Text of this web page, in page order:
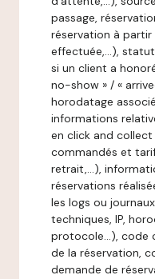
passage,
réservation à
effectuée,…),
si un client a
no-show » / «
horodatage
informations
en click and
commandés et
retrait,…),
réservations
les logs ou
techniques, IP,
protocole…), code
de la réservation,
demande de